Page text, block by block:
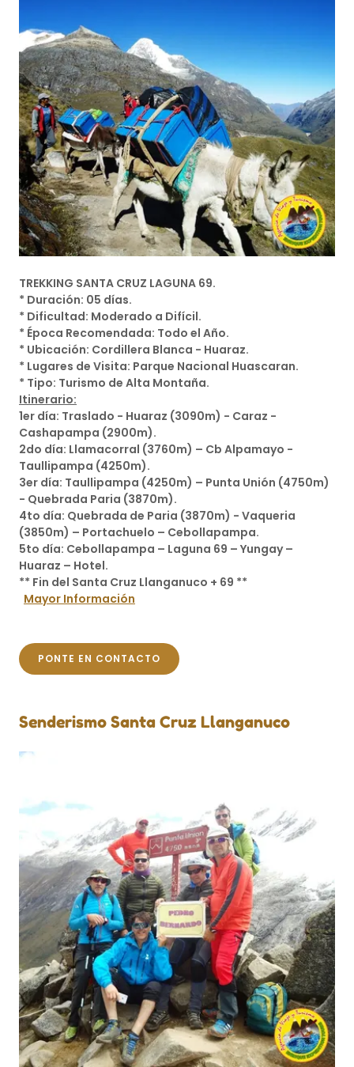
TREKKING SANTA CRUZ LAGUNA 69.
* Duración: 05 días.
* Dificultad: Moderado a Difícil.
* Época Recomendada: Todo el Año.
* Ubicación: Cordillera Blanca - Huaraz.
* Lugares de Visita: Parque Nacional Huascaran.
* Tipo: Turismo de Alta Montaña.
Itinerario:
1er día: Traslado - Huaraz (3090m) - Caraz -
Cashapampa (2900m).
2do día: Llamacorral (3760m) – Cb Alpamayo -
Taullipampa (4250m).
3er día: Taullipampa (4250m) – Punta Unión (4750m)
- Quebrada Paria (3870m).
4to día: Quebrada de Paria (3870m) - Vaqueria
(3850m) – Portachuelo – Cebollapampa.
5to día: Cebollapampa – Laguna 69 – Yungay –
Huaraz – Hotel.
** Fin del Santa Cruz Llanganuco + 69 **
Mayor Información
PONTE EN CONTACTO
Senderismo Santa Cruz Llanganuco